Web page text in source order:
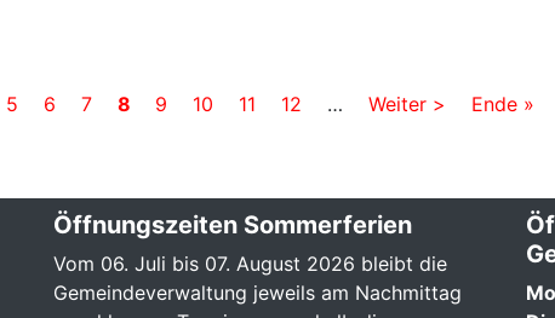
Page
5 Page
6 Page
7
Aktuelle
8 Page
9 Page
10 Page
11 Page
12 …
Nächste
Weiter >
Letzte
Ende »
Öffnungszeiten Sommerferien
Vom 06. Juli bis 07. August 2026 bleibt die
Gemeindeverwaltung jeweils am Nachmittag